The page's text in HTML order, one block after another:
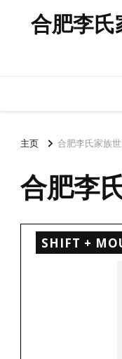
合肥李氏
主页 合肥李氏家族
合肥李
SHIFT +